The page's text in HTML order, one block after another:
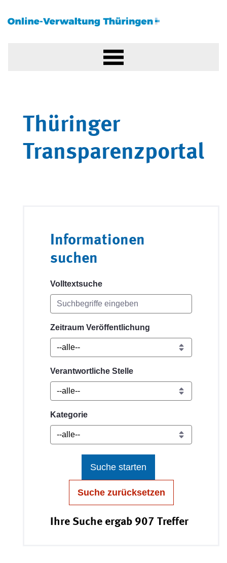
Thüringer
Transparenzportal
Informationen
suchen
Volltextsuche
Zeitraum Veröffentlichung
Verantwortliche Stelle
Kategorie
Suche starten
Suche zurücksetzen
Ihre Suche ergab 907 Treffer